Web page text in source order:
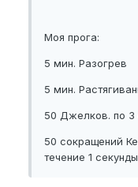
Моя прога:
5 мин. Разогрев
5 мин.
50 Джелков. по
50 сокращений
течение 1 секунды